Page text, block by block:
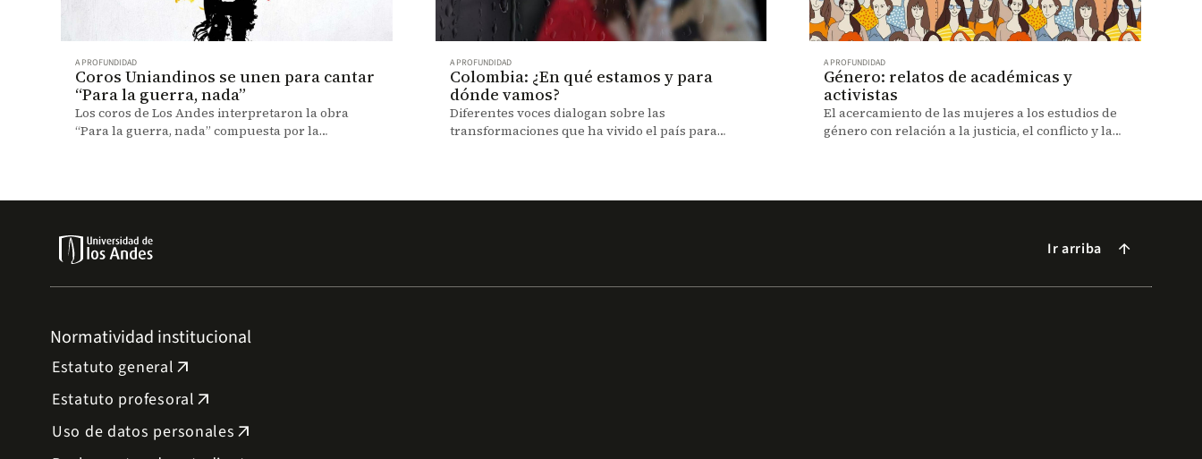
A PROFUNDIDAD
Coros Uniandinos se unen para cantar
“Para la guerra, nada”
Los coros de Los Andes interpretaron la obra
“Para la guerra, nada” compuesta por la
A PROFUNDIDAD
Colombia: ¿En qué estamos y para
dónde vamos?
Diferentes voces dialogan sobre las
transformaciones que ha vivido el país para
A PROFUNDIDAD
Género: relatos de académicas y
activistas
El acercamiento de las mujeres a los estudios de
género con relación a la justicia, el conflicto y la
Ir arriba arrow_forward
Normatividad institucional
Estatuto general arrow_outward
Estatuto profesoral arrow_outward
Uso de datos personales arrow_outward